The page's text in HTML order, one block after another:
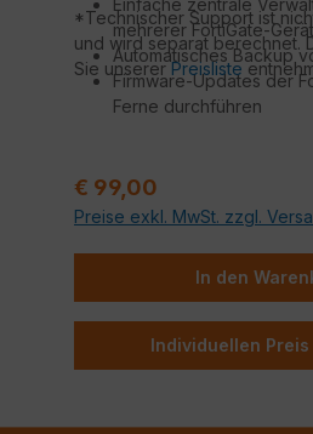
Einfache zentrale
mehrerer FortiGate-
Automatisches Backup
Firmware-Updates der
Ferne durchführen
*Technischer Support ist
und wird separat berechnet.
Sie unsererPreisliste
Regulärer Preis:
€ 99,00
Preise exkl. MwSt. zzgl.
In den
Individuellen